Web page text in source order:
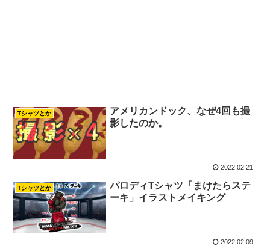
Tシャツとか
アメリカンドック、なぜ4回も撮
影したのか。
2022.02.21
Tシャツとか
パロディTシャツ「まけたらステ
ーキ」イラストメイキング
2022.02.09